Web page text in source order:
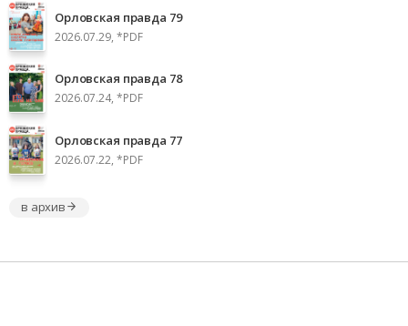
Орловская правда 79
2026.07.29, *PDF
Орловская правда 78
2026.07.24, *PDF
Орловская правда 77
2026.07.22, *PDF
в архив